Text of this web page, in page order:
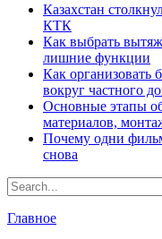
Казахстан
КТК
Как выбрать
лишние функции
Как организовать
вокруг частного
Основные этапы
материалов,
Почему одни
снова
Главное